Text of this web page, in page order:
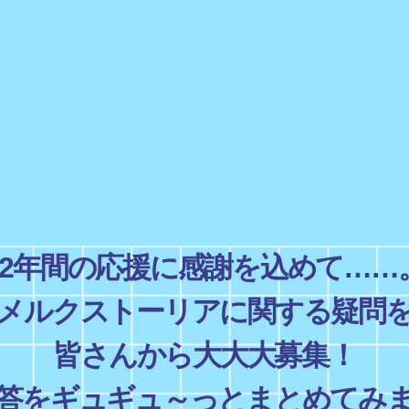
年間の応援に感謝を込めて……。
ルクストーリアに関する疑問
皆さんから大大大募集！
をギュギュ～っとまとめてみ